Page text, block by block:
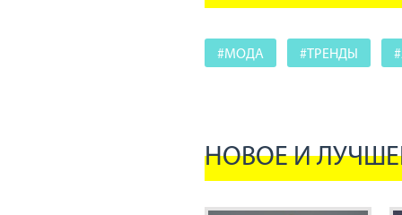
#МОДА #ТРЕНДЫ
НОВОЕ И